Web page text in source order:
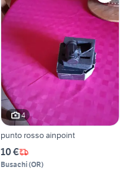
4
punto rosso ainpoint
10 €
Busachi(OR)